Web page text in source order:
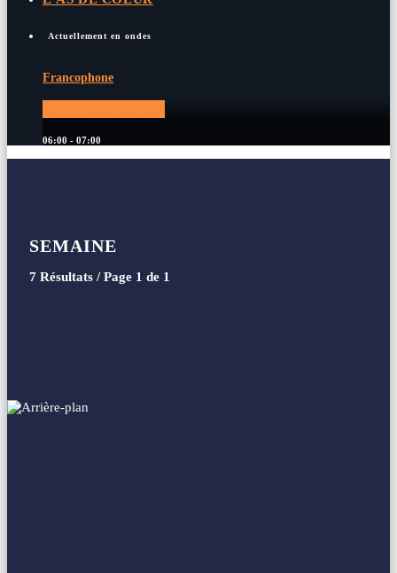
Actuellement en ondes
Francophone
06:00 - 07:00
SEMAINE
7 Résultats / Page 1 de 1